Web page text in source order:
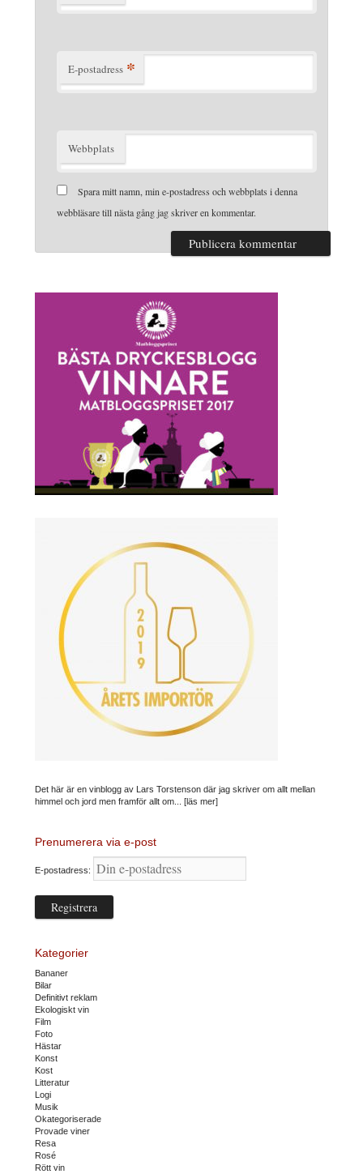
E-postadress *
Webbplats
Spara mitt namn, min e-postadress och webbplats i denna
webbläsare till nästa gång jag skriver en kommentar.
Det här är en vinblogg av Lars Torstenson där jag skriver om allt mellan
himmel och jord men framför allt om... [läs mer]
Prenumerera via e-post
E-postadress:
Kategorier
Bananer
Bilar
Definitivt reklam
Ekologiskt vin
Film
Foto
Hästar
Konst
Kost
Litteratur
Logi
Musik
Okategoriserade
Provade viner
Resa
Rosé
Rött vin